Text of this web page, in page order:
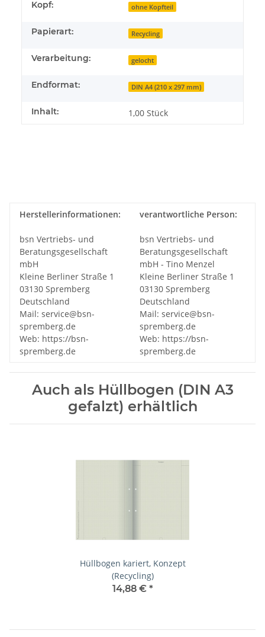
Kopf: ohne Kopfteil
Papierart: Recycling
Verarbeitung: gelocht
Endformat: DIN A4 (210 x 297 mm)
Inhalt: 1,00 Stück
Herstellerinformationen:
bsn Vertriebs- und
Beratungsgesellschaft
mbH
Kleine Berliner Straße 1
03130 Spremberg
Deutschland
Mail: service@bsn-
spremberg.de
Web: https://bsn-
spremberg.de
verantwortliche Person:
bsn Vertriebs- und
Beratungsgesellschaft
mbH - Tino Menzel
Kleine Berliner Straße 1
03130 Spremberg
Deutschland
Mail: service@bsn-
spremberg.de
Web: https://bsn-
spremberg.de
Auch als Hüllbogen (DIN A3
gefalzt) erhältlich
Hüllbogen kariert, Konzept
(Recycling)
14,88 € *